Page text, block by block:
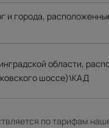
и города,
области,
шоссе)\КАД
по тарифам